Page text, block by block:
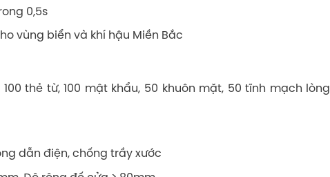
0,5s
vùng biển và khí hậu Miền Bắc
100 thẻ từ, 100 mật khẩu, 50 khuôn mặt, 50 tĩnh mạch lòng
dẫn điện, chống trầy xước